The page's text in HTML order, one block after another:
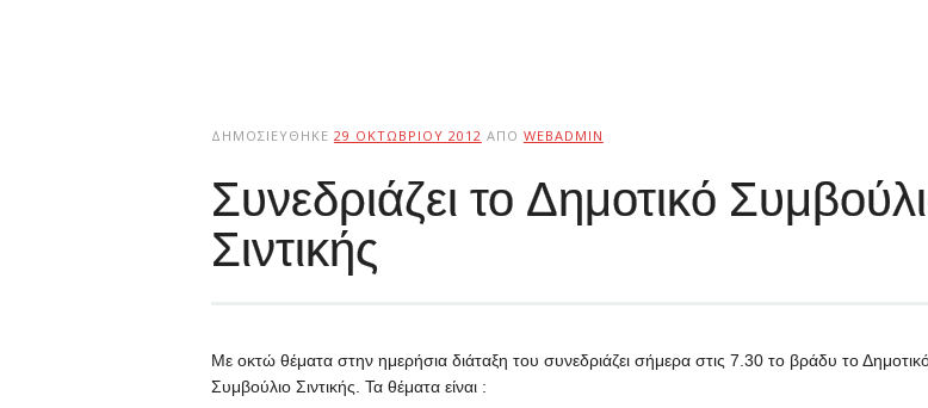
ΔΗΜΟΣΙΕΎΘΗΚΕ 29 ΟΚΤΩΒΡΊΟΥ 2012 ΑΠΌ WEBADMIN
Συνεδριάζει το Δημοτικό
Σιντικής
Με οκτώ θέματα στην ημερήσια διάταξη του συνεδριάζει σήμερα στις 7.30 το βράδυ το
Συμβούλιο Σιντικής. Τα θέματα είναι :